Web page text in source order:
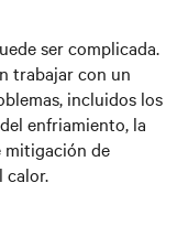
ser complicada.
trabajar con un
incluidos los
enfriamiento, la
mitigación de
calor.